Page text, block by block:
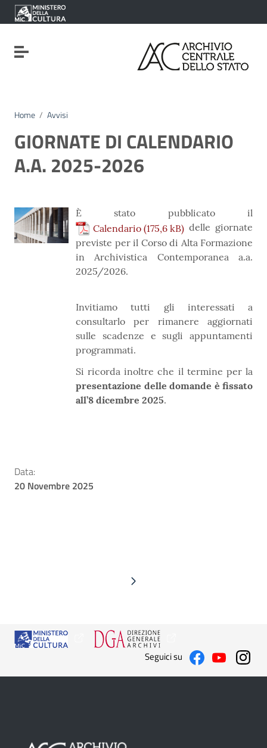
Vai ai contenuti
Vai al menu di navigazione
Vai al footer
Attiva / disattiva la navigazione
Home / Avvisi
GIORNATE DI CALENDARIO
A.A. 2025-2026
È stato pubblicato il
Calendario
delle giornate
previste per il Corso di Alta Formazione
in Archivistica Contemporanea a.a.
2025/2026.
Invitiamo tutti gli interessati a
consultarlo per rimanere aggiornati
sulle scadenze e sugli appuntamenti
programmati.
Si ricorda inoltre che il termine per la
presentazione delle domande è fissato
all’8 dicembre 2025.
Data:
20 Novembre 2025
Seguici su